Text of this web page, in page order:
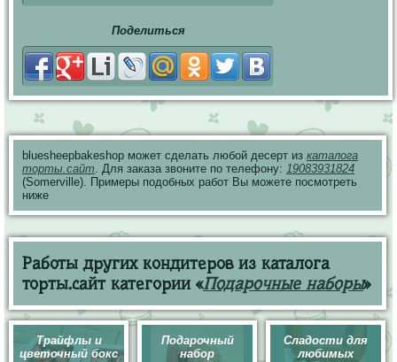
Поделиться
bluesheepbakeshop может сделать любой десерт из каталога
торты.сайт. Для заказа звоните по телефону: 19083931824
(Somerville). Примеры подобных работ Вы можете посмотреть
ниже
Работы других кондитеров из каталога
торты.сайт категории «Подарочные наборы»
Трайфлы и
цветочный бокс
Подарочный
набор
Сладости для
любимых